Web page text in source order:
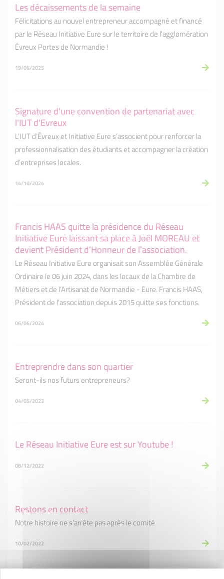
Les décaissements de la semaine
Félicitations au nouvel entrepreneur accompagné et financé
par le Réseau Initiative Eure sur le territoire de l'agglomération
Évreux Portes de Normandie !
19/06/2025
Signature d'une convention de partenariat avec
l'IUT d'Evreux
L’IUT d’Évreux et Initiative Eure s’associent pour renforcer la
professionnalisation des étudiants et accompagner la création
d’entreprises locales.
14/10/2024
Francis HAAS quitte la présidence du Réseau
Initiative Eure laissant sa place à Joël MOREAU et
devient Président d’Honneur de l’association.
Le Réseau Initiative Eure organisait son Assemblée Générale
Ordinaire le 06 juin 2024, dans les locaux de la Chambre de
Métiers et de l’Artisanat de Normandie - Eure. Francis HAAS,
Président de l’association depuis 2015 quitte ses fonctions.
06/06/2024
Entreprendre dans son quartier
Seront-ils nos futurs entrepreneurs?
04/05/2023
Le Réseau Initiative Eure est sur Youtube !
08/12/2022
Restons en contact
Notre histoire ne s'arrête pas après le comité
10/02/2022